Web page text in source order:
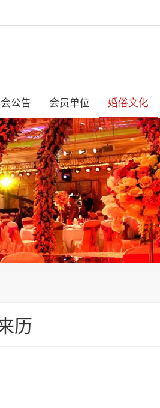
公告 会员单位 婚俗文化
历